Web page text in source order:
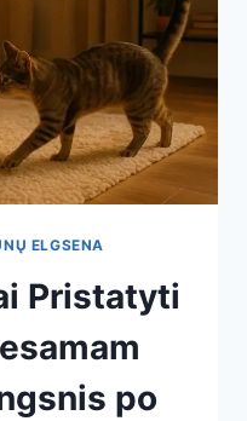
ELGSENA
Pristatyti
po